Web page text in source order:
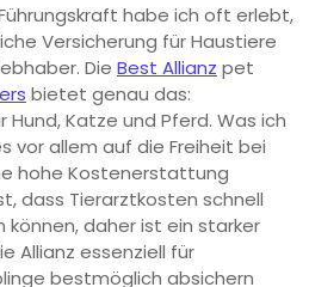
habe ich oft erlebt,
Versicherung für Haustiere
Die Best Allianz pet
bietet genau das:
Katze und Pferd. Was ich
vor allem auf die Freiheit bei
hohe Kostenerstattung
dass Tierarztkosten schnell
daher ist ein starker
Allianz essenziell für
bestmöglich absichern